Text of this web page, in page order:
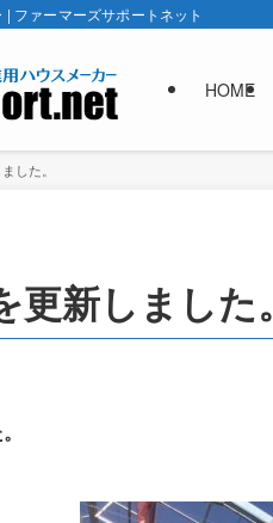
ファーマーズサポートネット
HOME
した。
新しました。